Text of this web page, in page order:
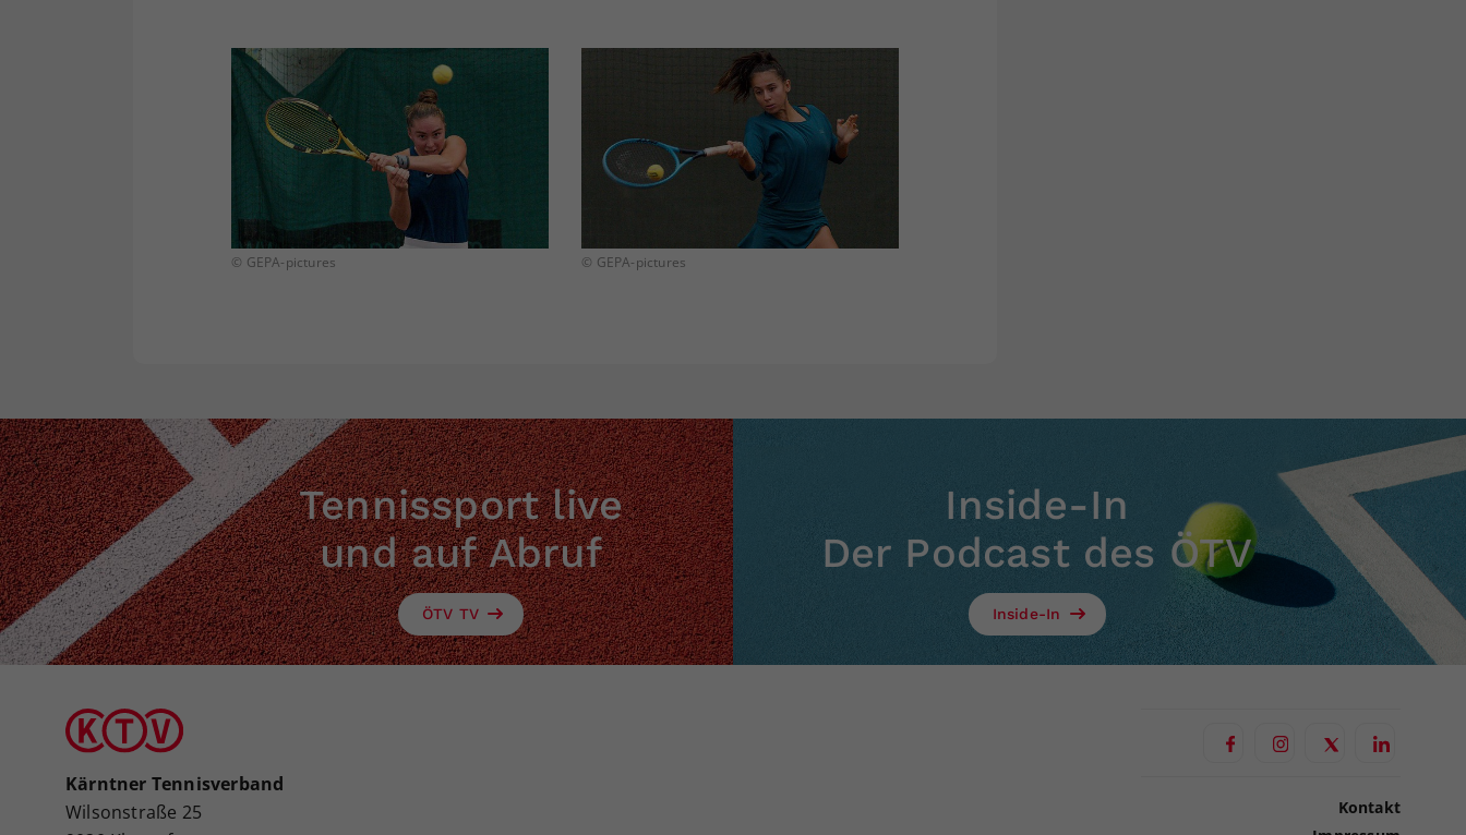
© GEPA-pictures © GEPA-pictures
Tennissport live
und auf Abruf
ÖTV TV
Inside-In
Der Podcast des ÖTV
Inside-In
Kärntner Tennisverband
Wilsonstraße 25
Kontakt